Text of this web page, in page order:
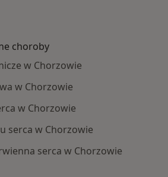
choroby
w Chorzowie
w Chorzowie
w Chorzowie
serca w Chorzowie
serca w Chorzowie